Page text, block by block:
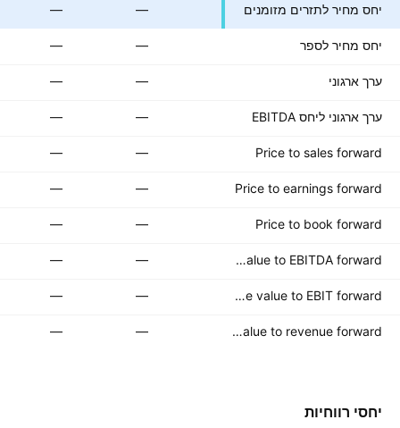
יחס מחיר לתזרים מזומנים —
—
יחס מחיר לספר —
—
ערך ארגוני —
—
ערך ארגוני ליחס EBITDA —
—
Price to sales forward
—
—
Price to earnings forward
—
—
Price to book forward
—
—
Enterprise value to EBITDA forward
—
—
Enterprise value to EBIT forward
—
—
Enterprise value to revenue forward
—
—
יחסי רווחיות